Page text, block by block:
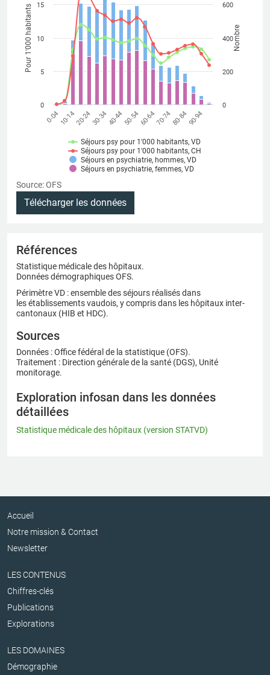
Nombre
Pour 1'000 habitants
Séjours psy pour 1'000 habitants, VD
Séjours psy pour 1'000 habitants, CH
Séjours en psychiatrie, hommes, VD
Séjours en psychiatrie, femmes, VD
0-0410-1420-2430-3440-4450-5460-6470-7480-8490-94
0
200
400
600
0
10
5
15
Source: OFS
Télécharger les données
Références
Statistique médicale des hôpitaux.
Données démographiques OFS.
Périmètre VD : ensemble des séjours réalisés dans
les établissements vaudois, y compris dans les hôpitaux inter-
cantonaux (HIB et HDC).
Sources
Données : Office fédéral de la statistique (OFS).
Traitement : Direction générale de la santé (DGS), Unité
monitorage.
Exploration infosan dans les données
détaillées
Statistique médicale des hôpitaux (version STATVD)
Accueil
Notre mission & Contact
Newsletter
LES CONTENUS
Chiffres-clés
Publications
Explorations
LES DOMAINES
Démographie